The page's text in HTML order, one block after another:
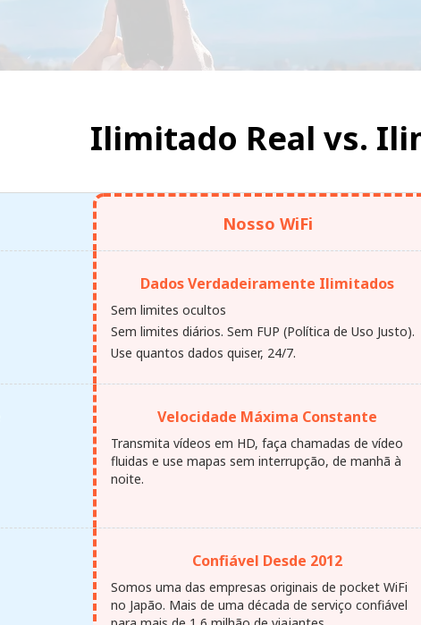
Ilimitado Real vs.
Nosso WiFi
Dados Verdadeiramente Ilimitados
Sem limites ocultos
Sem limites diários. Sem FUP (Política de Uso Justo).
Use quantos dados quiser, 24/7.
Velocidade Máxima Constante
Transmita vídeos em HD, faça chamadas de vídeo
fluidas e use mapas sem interrupção, de manhã à
noite.
Confiável Desde 2012
Somos uma das empresas originais de pocket WiFi
no Japão. Mais de uma década de serviço confiável